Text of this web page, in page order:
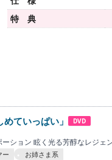
特 典
めていっぱい」 DVD
ション 眩く光る芳醇なレジェ
ー お姉さま系